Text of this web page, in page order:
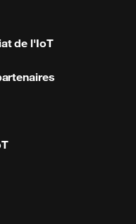
de l'IoT